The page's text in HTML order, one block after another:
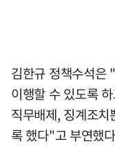
김한규 정책수석은
이행할 수 있도록
직무배제, 징계조
록 했다"고 부연했